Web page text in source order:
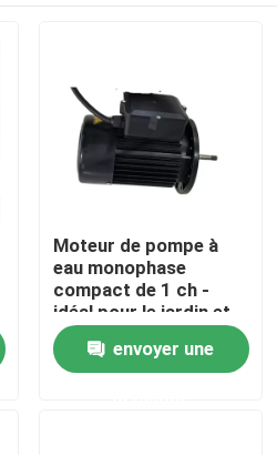
Moteur de pompe à
eau monophase
compact de 1 ch -
idéal pour le jardin et
la maison
envoyer une